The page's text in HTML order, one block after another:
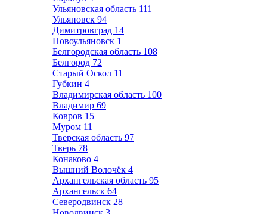
Ульяновская область 111
Ульяновск 94
Димитровград 14
Новоульяновск 1
Белгородская область 108
Белгород 72
Старый Оскол 11
Губкин 4
Владимирская область 100
Владимир 69
Ковров 15
Муром 11
Тверская область 97
Тверь 78
Конаково 4
Вышний Волочёк 4
Архангельская область 95
Архангельск 64
Северодвинск 28